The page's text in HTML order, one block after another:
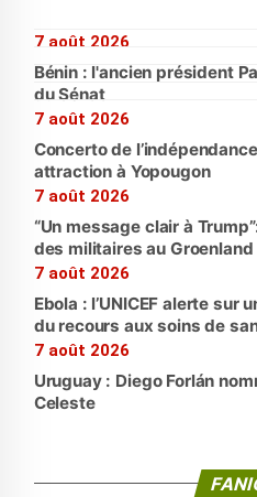
7 août 2026
Bénin : l'ancien président
du Sénat
7 août 2026
Concerto de
attraction à Yopougon
7 août 2026
“Un message clair à
des militaires au Groenland
7 août 2026
Ebola : l’UNICEF alerte sur
du recours aux soins de
7 août 2026
Uruguay : Diego Forlán
Celeste